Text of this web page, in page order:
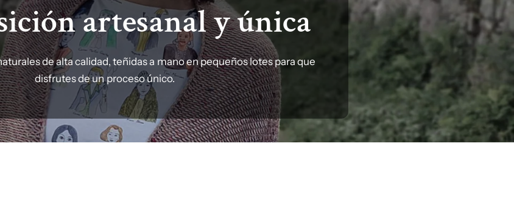
artesanal y única
de alta calidad, teñidas a mano en pequeños lotes para que
disfrutes de un proceso único.